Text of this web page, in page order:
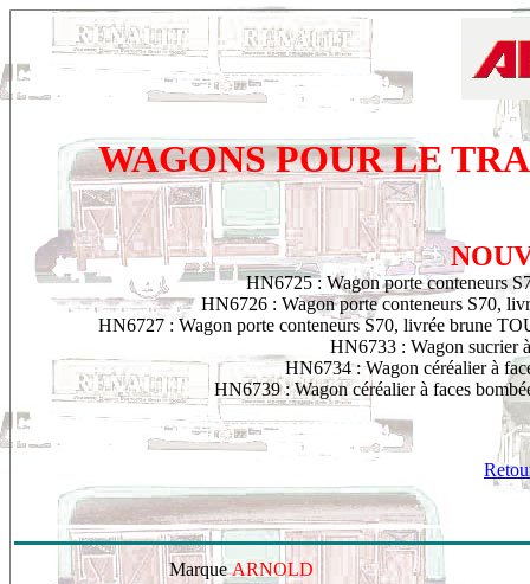
WAGONS POUR LE
HN6725 : Wagon porte conteneurs
HN6726 : Wagon porte conteneurs S70,
HN6727 : Wagon porte conteneurs S70, livrée brune
HN6733 : Wagon sucrier
HN6734 : Wagon céréalier à
HN6739 : Wagon céréalier à faces
Marque ARNOLD